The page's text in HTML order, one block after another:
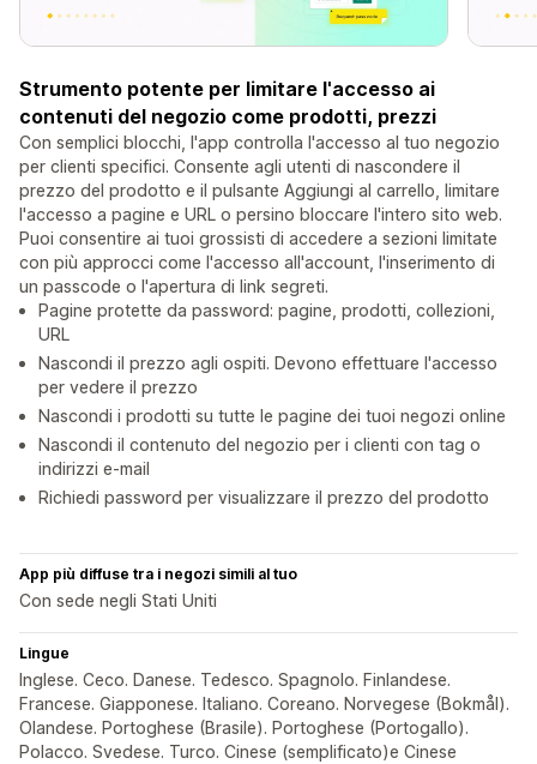
Strumento potente per limitare l'accesso ai
contenuti del negozio come prodotti, prezzi
Con semplici blocchi, l'app controlla l'accesso al tuo negozio
per clienti specifici. Consente agli utenti di nascondere il
prezzo del prodotto e il pulsante Aggiungi al carrello, limitare
l'accesso a pagine e URL o persino bloccare l'intero sito web.
Puoi consentire ai tuoi grossisti di accedere a sezioni limitate
con più approcci come l'accesso all'account, l'inserimento di
un passcode o l'apertura di link segreti.
Pagine protette da password: pagine, prodotti, collezioni,
URL
Nascondi il prezzo agli ospiti. Devono effettuare l'accesso
per vedere il prezzo
Nascondi i prodotti su tutte le pagine dei tuoi negozi online
Nascondi il contenuto del negozio per i clienti con tag o
indirizzi e-mail
Richiedi password per visualizzare il prezzo del prodotto
App più diffuse tra i negozi simili al tuo
Con sede negli Stati Uniti
Lingue
Inglese. Ceco. Danese. Tedesco. Spagnolo. Finlandese.
Francese. Giapponese. Italiano. Coreano. Norvegese (Bokmål).
Olandese. Portoghese (Brasile). Portoghese (Portogallo).
Polacco. Svedese. Turco. Cinese (semplificato)e Cinese